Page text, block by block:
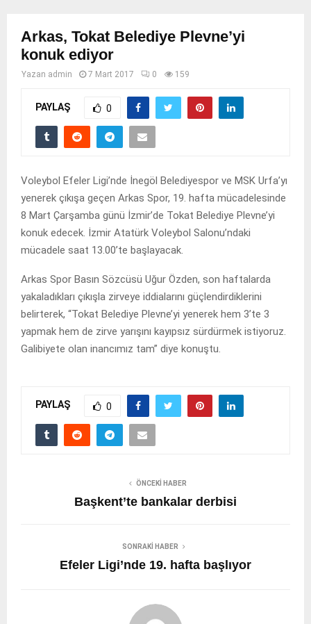
Arkas, Tokat Belediye Plevne’yi
konuk ediyor
Yazan admin 7 Mart 2017 0 159
PAYLAŞ 0
Voleybol Efeler Ligi’nde İnegöl Belediyespor ve MSK Urfa’yı
yenerek çıkışa geçen Arkas Spor, 19. hafta mücadelesinde
8 Mart Çarşamba günü İzmir’de Tokat Belediye Plevne’yi
konuk edecek. İzmir Atatürk Voleybol Salonu’ndaki
mücadele saat 13.00’te başlayacak.
Arkas Spor Basın Sözcüsü Uğur Özden, son haftalarda
yakaladıkları çıkışla zirveye iddialarını güçlendirdiklerini
belirterek, “Tokat Belediye Plevne’yi yenerek hem 3’te 3
yapmak hem de zirve yarışını kayıpsız sürdürmek istiyoruz.
Galibiyete olan inancımız tam” diye konuştu.
PAYLAŞ 0
ÖNCEKI HABER
Başkent’te bankalar derbisi
SONRAKI HABER
Efeler Ligi’nde 19. hafta başlıyor